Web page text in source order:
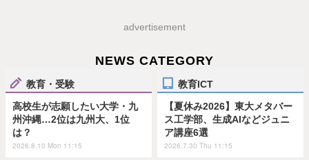
advertisement
NEWS CATEGORY
教育・受験
高校生が志願したい大学・九
州沖縄…2位は九州大、1位
は？
2026.8.10 Mon 11:15
教育ICT
【夏休み2026】東大メタバー
ス工学部、生成AIなどジュニ
ア講座6選
2026.7.30 Thu 11:15